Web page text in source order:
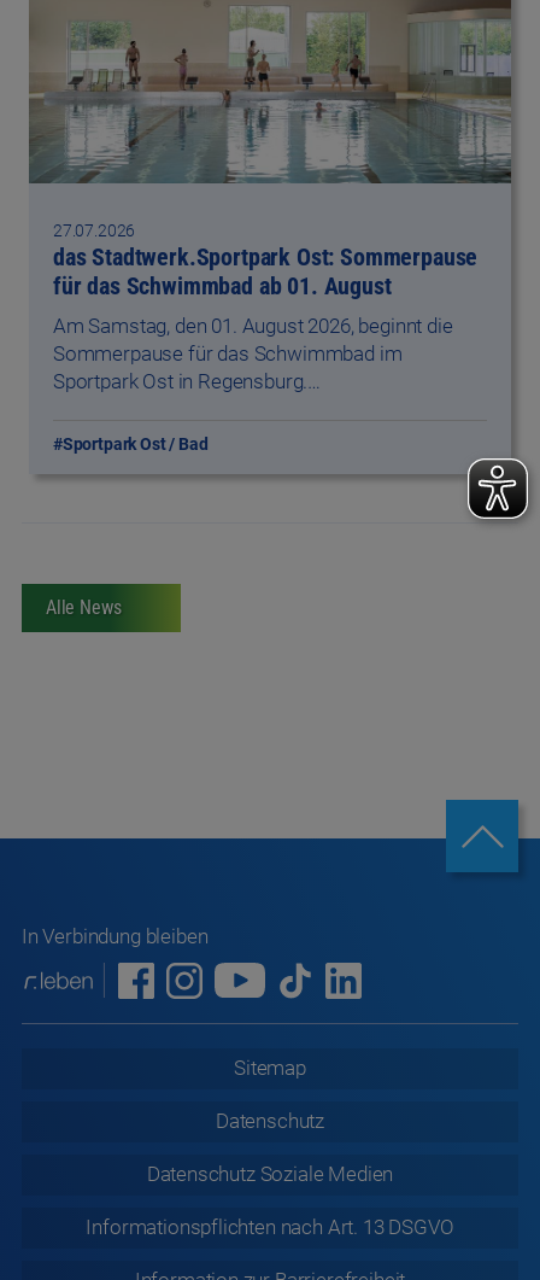
27.07.2026
das Stadtwerk.Sportpark Ost: Sommerpause
für das Schwimmbad ab 01. August
Sommerpause für das Schwimmbad im
Sportpark Ost in Regensburg.…
#Sportpark Ost / Bad
Alle News
Datenschutz